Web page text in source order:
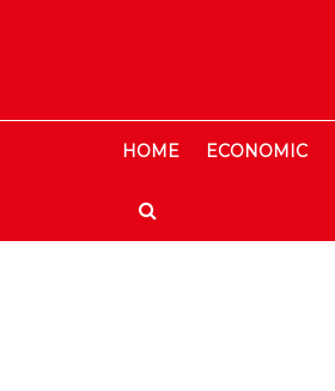
HOME ECONOMIC